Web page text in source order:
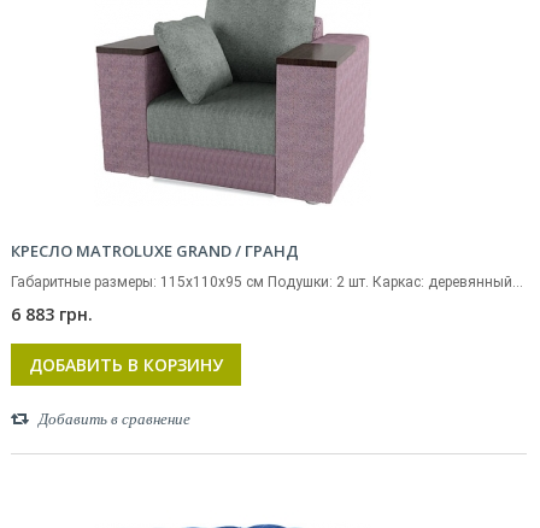
КРЕСЛО MATROLUXE GRAND / ГРАНД
Габаритные размеры: 115х110х95 см Подушки: 2 шт. Каркас: деревянный...
6 883 грн.
ДОБАВИТЬ В КОРЗИНУ
Добавить в сравнение